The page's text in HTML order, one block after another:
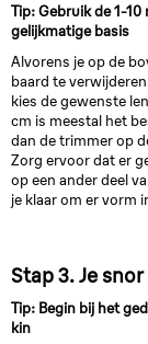
Tip: Gebruik de 1-
gelijkmatige basis
Alvorens je op de
baard te
kies de gewenste
cm is meestal het
dan de trimmer op
Zorg ervoor dat er
op een ander deel
je klaar om er vorm
Stap 3. Je
Tip: Begin bij het
kin